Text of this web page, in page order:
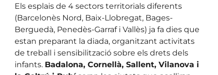
Els esplais de 4 sectors territorials diferents
(Barcelonès Nord, Baix-Llobregat, Bages-
Berguedà, Penedès-Garraf i Vallès) ja fa dies que
estan preparant la diada, organitzant activitats
de treball i sensibilització sobre els drets dels
infants. Badalona, Cornellà, Sallent, Vilanova i